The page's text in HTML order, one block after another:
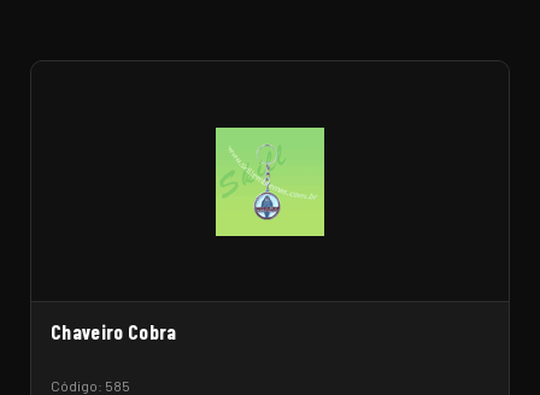
Chaveiro Cobra
Código: 585